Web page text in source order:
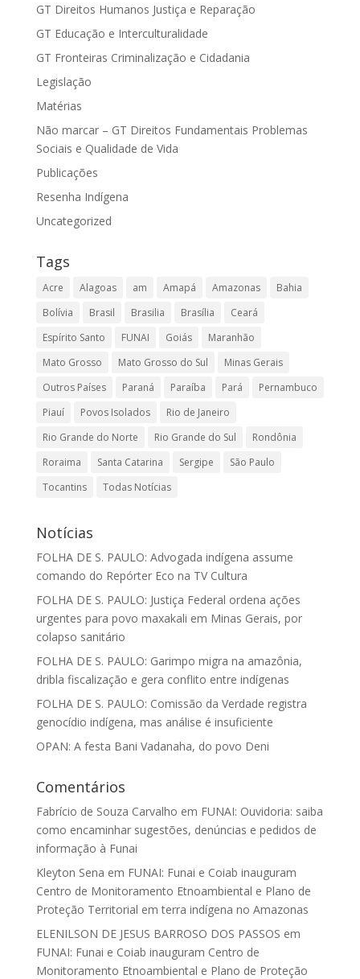
GT Direitos Humanos Justiça e Reparação
GT Educação e Interculturalidade
GT Fronteiras Criminalização e Cidadania
Legislação
Matérias
Não marcar – GT Direitos Fundamentais Problemas
Sociais e Qualidade de Vida
Publicações
Resenha Indígena
Uncategorized
Tags
Acre Alagoas am Amapá Amazonas
Bahia
Bolívia
Brasil Brasilia Brasília
Ceará
Espírito Santo
FUNAI Goiás
Maranhão
Mato Grosso
Mato Grosso do Sul
Minas Gerais
Outros Países
Paraná Paraíba Pará
Pernambuco
Piauí
Povos Isolados
Rio de Janeiro
Rio Grande do Norte
Rio Grande do Sul
Rondônia
Roraima
Santa Catarina Sergipe
São Paulo
Tocantins
Todas Notícias
Notícias
FOLHA DE S. PAULO: Advogada indígena assume
comando do Repórter Eco na TV Cultura
FOLHA DE S. PAULO: Justiça Federal ordena ações
urgentes para povo maxakali em Minas Gerais, por
colapso sanitário
FOLHA DE S. PAULO: Garimpo migra na amazônia,
dribla fiscalização e gera conflito entre indígenas
FOLHA DE S. PAULO: Comissão da Verdade registra
genocídio indígena, mas análise é insuficiente
OPAN: A festa Bani Vadanaha, do povo Deni
Comentários
Fabrício de Souza Carvalho em FUNAI: Ouvidoria: saiba
como encaminhar sugestões, denúncias e pedidos de
informação à Funai
Kleyton Sena em FUNAI: Funai e Coiab inauguram
Centro de Monitoramento Etnoambiental e Plano de
Proteção Territorial em terra indígena no Amazonas
ELENILSON DE JESUS BARROSO DOS PASSOS em
FUNAI: Funai e Coiab inauguram Centro de
Monitoramento Etnoambiental e Plano de Proteção